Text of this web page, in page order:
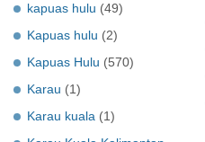
kapuas hulu (49)
Kapuas hulu (2)
Kapuas Hulu (570)
Karau (1)
Karau kuala (1)